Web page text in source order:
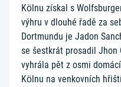
Kölnu získal s
výhru v dlouhé řadě za
Dortmundu je Jadon
se šestkrát prosadil Jhon
vyhrála pět z osmi
Kölnu na venkovních